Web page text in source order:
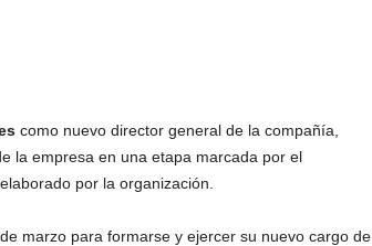
como nuevo director general de la compañía,
la empresa en una etapa marcada por el
por la organización.
marzo para formarse y ejercer su nuevo cargo de